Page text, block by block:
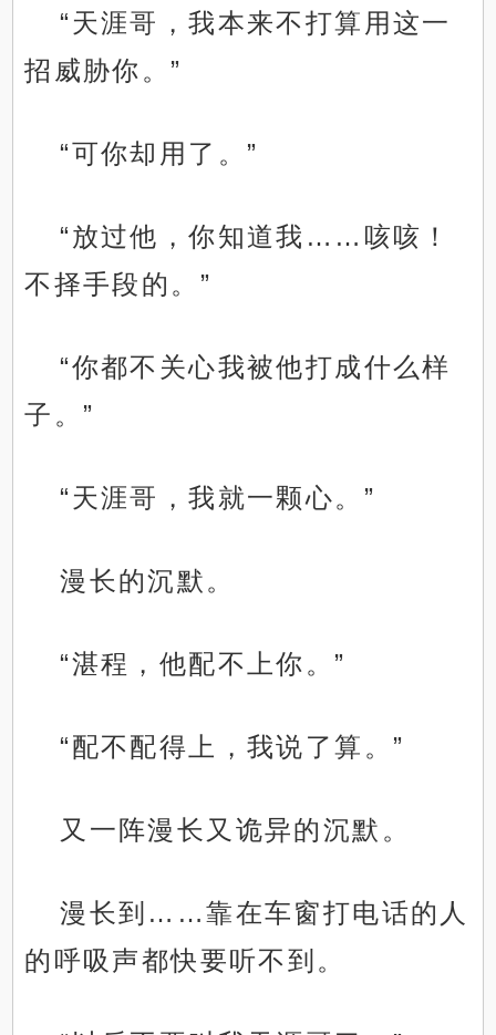
“天涯哥，我本来不打算用这一
招威胁你。”
“可你却用了。”
“放过他，你知道我……咳咳！
不择手段的。”
“你都不关心我被他打成什么样
子。”
“天涯哥，我就一颗心。”
漫长的沉默。
“湛程，他配不上你。”
“配不配得上，我说了算。”
又一阵漫长又诡异的沉默。
漫长到……靠在车窗打电话的人
的呼吸声都快要听不到。